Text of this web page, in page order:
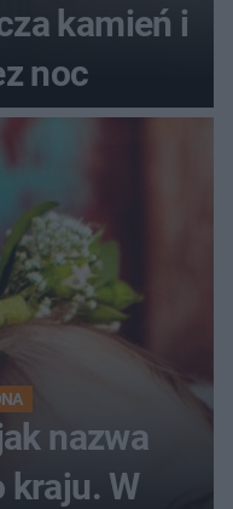
kamień i
noc
nazwa
kraju. W